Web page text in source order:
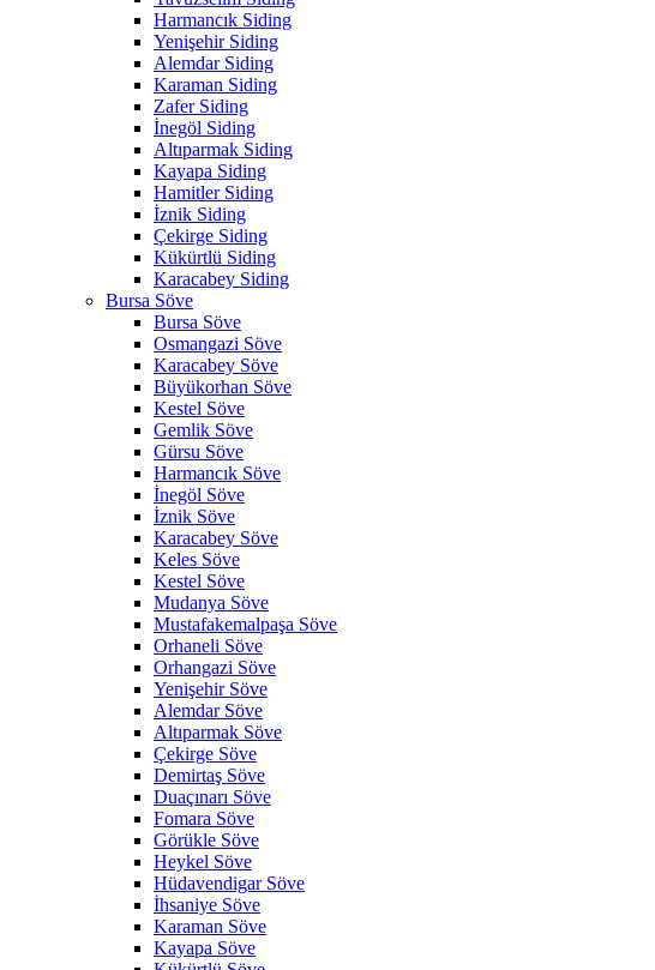
Harmancık Siding
Yenişehir Siding
Alemdar Siding
Karaman Siding
Zafer Siding
İnegöl Siding
Altıparmak Siding
Kayapa Siding
Hamitler Siding
İznik Siding
Çekirge Siding
Kükürtlü Siding
Karacabey Siding
Bursa Söve
Bursa Söve
Osmangazi Söve
Karacabey Söve
Büyükorhan Söve
Kestel Söve
Gemlik Söve
Gürsu Söve
Harmancık Söve
İnegöl Söve
İznik Söve
Karacabey Söve
Keles Söve
Kestel Söve
Mudanya Söve
Mustafakemalpaşa Söve
Orhaneli Söve
Orhangazi Söve
Yenişehir Söve
Alemdar Söve
Altıparmak Söve
Çekirge Söve
Demirtaş Söve
Duaçınarı Söve
Fomara Söve
Görükle Söve
Heykel Söve
Hüdavendigar Söve
İhsaniye Söve
Karaman Söve
Kayapa Söve